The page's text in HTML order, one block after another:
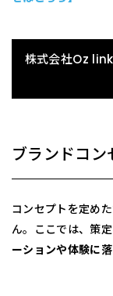
株式会社Oz
ブランドコ
コンセプトを定め
ん。ここでは、策
ーションや体験に